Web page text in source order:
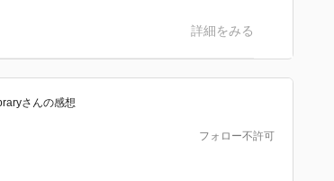
んですよ。
も聞いたことのありそうな）科学者は出
詳細をみる
さんの感想
フォロー不許可